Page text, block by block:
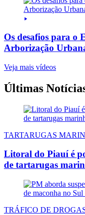
Os desafios para o
Arborização
Veja mais vídeos
Últimas
TARTARUGAS
Litoral do Piauí é
de tartarugas
TRÁFICO DE